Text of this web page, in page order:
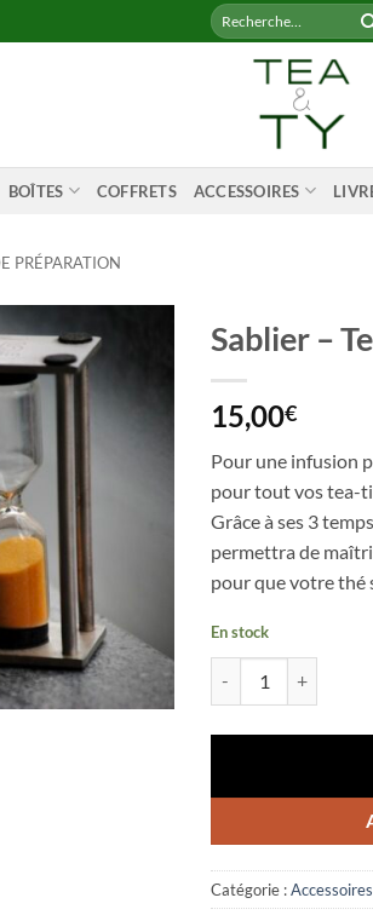
Recherche
pour :
BOÎTES COFFRETS ACCESSOIRES
PRÉPARATION
Sablier –
15,00€
Pour une infusion
pour tout vos tea-
Grâce à ses 3
permettra de
pour que votre thé
En stock
Catégorie :